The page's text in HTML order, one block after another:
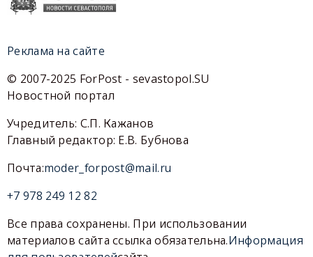
Реклама на сайте
© 2007-2025 ForPost - sevastopol.SU
Новостной портал
Учредитель: С.П. Кажанов
Главный редактор: Е.В. Бубнова
Почта:moder_forpost@mail.ru
+7 978 249 12 82
Все права сохранены. При использовании
материалов сайта ссылка обязательна.Информация